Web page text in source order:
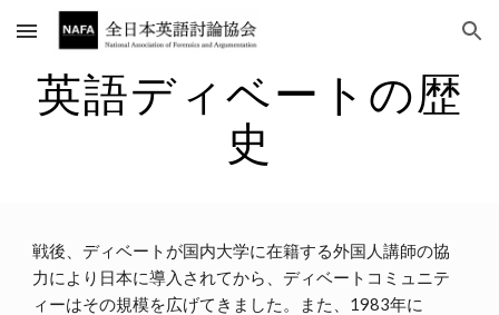
Skip to main content Skip to navigation
英語ディベートの歴
史
戦後、ディベートが国内大学に在籍する外国人講師の協
力により日本に導入されてから、ディベートコミュニテ
ィーはその規模を広げてきました。また、1983年に